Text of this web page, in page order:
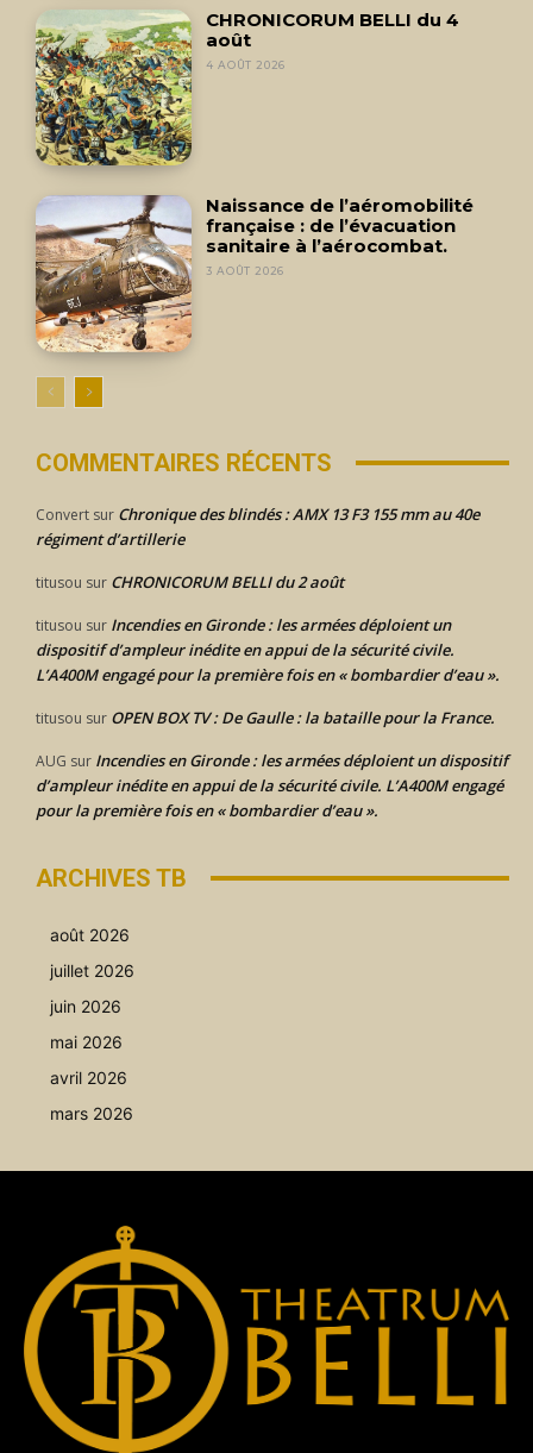
CHRONICORUM BELLI du 4
août
4 AOÛT 2026
Naissance de l’aéromobilité
française : de l’évacuation
sanitaire à l’aérocombat.
3 AOÛT 2026
COMMENTAIRES RÉCENTS
Convert sur Chronique des blindés : AMX 13 F3 155 mm au 40e
régiment d’artillerie
titusou sur CHRONICORUM BELLI du 2 août
titusou sur Incendies en Gironde : les armées déploient un
dispositif d’ampleur inédite en appui de la sécurité civile.
L’A400M engagé pour la première fois en « bombardier d’eau ».
titusou sur OPEN BOX TV : De Gaulle : la bataille pour la France.
AUG sur Incendies en Gironde : les armées déploient un dispositif
d’ampleur inédite en appui de la sécurité civile. L’A400M engagé
pour la première fois en « bombardier d’eau ».
ARCHIVES TB
août 2026
juillet 2026
juin 2026
mai 2026
avril 2026
mars 2026